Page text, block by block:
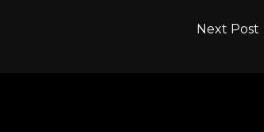
Next Post